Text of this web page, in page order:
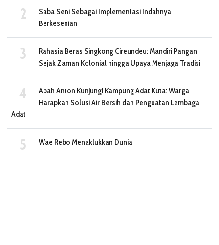
Saba Seni Sebagai Implementasi Indahnya
Berkesenian
Rahasia Beras Singkong Cireundeu: Mandiri Pangan
Sejak Zaman Kolonial hingga Upaya Menjaga Tradisi
Abah Anton Kunjungi Kampung Adat Kuta: Warga
Harapkan Solusi Air Bersih dan Penguatan Lembaga
Adat
Wae Rebo Menaklukkan Dunia